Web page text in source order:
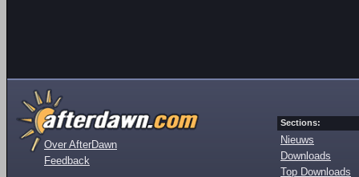
Over AfterDawn
Feedback
Sections:
Nieuws
Downloads
Top Downloads